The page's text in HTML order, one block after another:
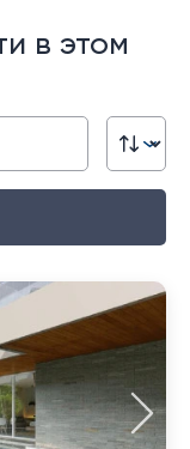
в этом